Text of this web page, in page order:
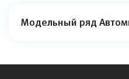
Модельный ряд